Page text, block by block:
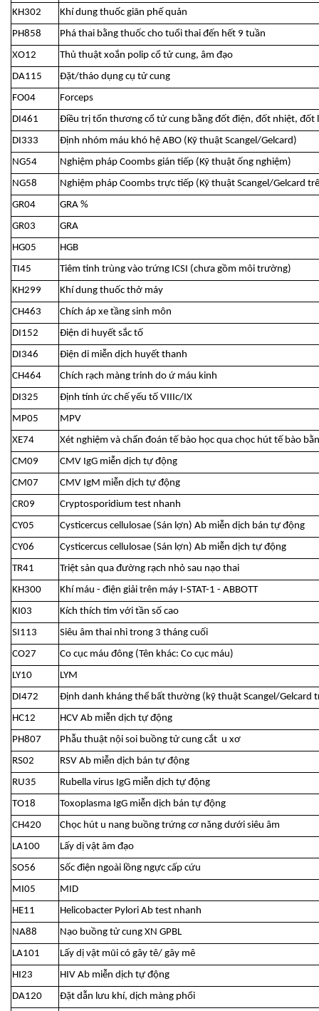
KH302
Khí dung thuốc giãn phế quản
PH858
Phá thai bằng thuốc cho tuổi thai đến hết 9 tuần
XO12
Thủ thuật xoắn polip cổ tử cung, âm đạo
DA115
Đặt/tháo dụng cụ tử cung
FO04
Forceps
DI461
Điều trị tổn thương cổ tử cung bằng đốt điện, đốt nhiệt, đốt
DI333
Định nhóm máu khó hệ ABO (Kỹ thuật Scangel/Gelcard)
NG54
Nghiệm pháp Coombs gián tiếp (Kỹ thuật ống nghiệm)
NG58
Nghiệm pháp Coombs trực tiếp (Kỹ thuật Scangel/Gelcard
GR04
GRA %
GR03
GRA
HG05
HGB
TI45
Tiêm tinh trùng vào trứng ICSI (chưa gồm môi trường)
KH299
Khí dung thuốc thở máy
CH463
Chích áp xe tầng sinh môn
DI152
Điện di huyết sắc tố
DI346
Điện di miễn dịch huyết thanh
CH464
Chích rạch màng trinh do ứ máu kinh
DI325
Định tính ức chế yếu tố VIIIc/IX
MP05
MPV
XE74
Xét nghiệm và chẩn đoán tế bào học qua chọc hút tế bào
CM09
CMV IgG miễn dịch tự động
CM07
CMV IgM miễn dịch tự động
CR09
Cryptosporidium test nhanh
CY05
Cysticercus cellulosae (Sán lợn) Ab miễn dịch bán tự động
CY06
Cysticercus cellulosae (Sán lợn) Ab miễn dịch tự động
TR41
Triệt sản qua đường rạch nhỏ sau nạo thai
KH300
Khí máu - điện giải trên máy I-STAT-1 - ABBOTT
KI03
Kích thích tim với tần số cao
SI113
Siêu âm thai nhi trong 3 tháng cuối
CO27
Co cục máu đông (Tên khác: Co cục máu)
LY10
LYM
DI472
Định danh kháng thể bất thường (kỹ thuật Scangel/Gelcard
HC12
HCV Ab miễn dịch tự động
PH807
Phẫu thuật nội soi buồng tử cung cắt u xơ
RS02
RSV Ab miễn dịch bán tự động
RU35
Rubella virus IgG miễn dịch tự động
TO18
Toxoplasma IgG miễn dịch bán tự động
CH420
Chọc hút u nang buồng trứng cơ năng dưới siêu âm
LA100
Lấy dị vật âm đạo
SO56
Sốc điện ngoài lồng ngực cấp cứu
MI05
MID
HE11
Helicobacter Pylori Ab test nhanh
NA88
Nạo buồng tử cung XN GPBL
LA101
Lấy dị vật mũi có gây tê/ gây mê
HI23
HIV Ab miễn dịch tự động
DA120
Đặt dẫn lưu khí, dịch màng phổi